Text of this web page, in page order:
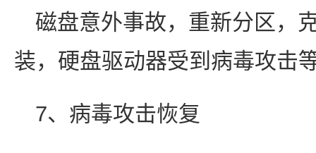
磁盘意外事故，重新分区，
装，硬盘驱动器受到病毒攻击
7、病毒攻击恢复